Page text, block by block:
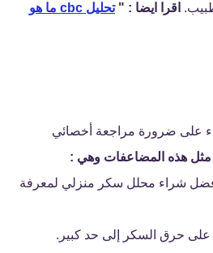
اقرا ايضا : "
تحليل cbc ما هو
على ضرورة مراجعة أخصائي
هذه المضاعفات وهي :
شراء محلل سكر منزلي لمعرفة
على حرق السكر إلى حد كبير.